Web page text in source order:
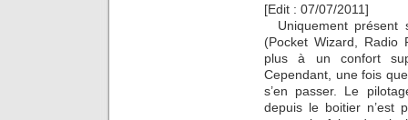
[Edit : 07/07/2011]
Uniquement présent
(Pocket Wizard, Radio
plus à un confort
Cependant, une fois
s’en passer. Le
depuis le boitier n’est